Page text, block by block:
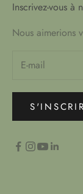
Inscrivez-vous à
Nous aimerions